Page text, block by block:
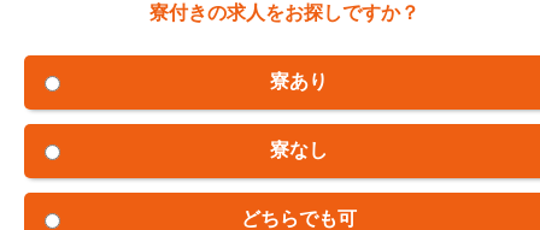
寮付きの求人をお探しですか？
寮あり
寮なし
どちらでも可